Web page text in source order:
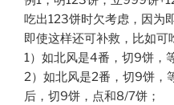
吃出123饼时欠考虑，因为
即使这样还可补救，比如可
1）如北风是4番，切9饼，
2）如北风是2番，切9饼，
后，切9饼，点和8/7饼；